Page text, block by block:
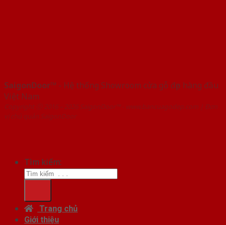
SaigonDoor™ - Hệ thống Showroom cửa gỗ đẹp hàng đầu
Việt Nam
Copyright ⓒ 2016 – 2026 SaigonDoor™ - www.bancuagodep.com | Đơn
vị chủ quản SaigonDoor
Tìm kiếm:
Trang chủ
Giới thiệu